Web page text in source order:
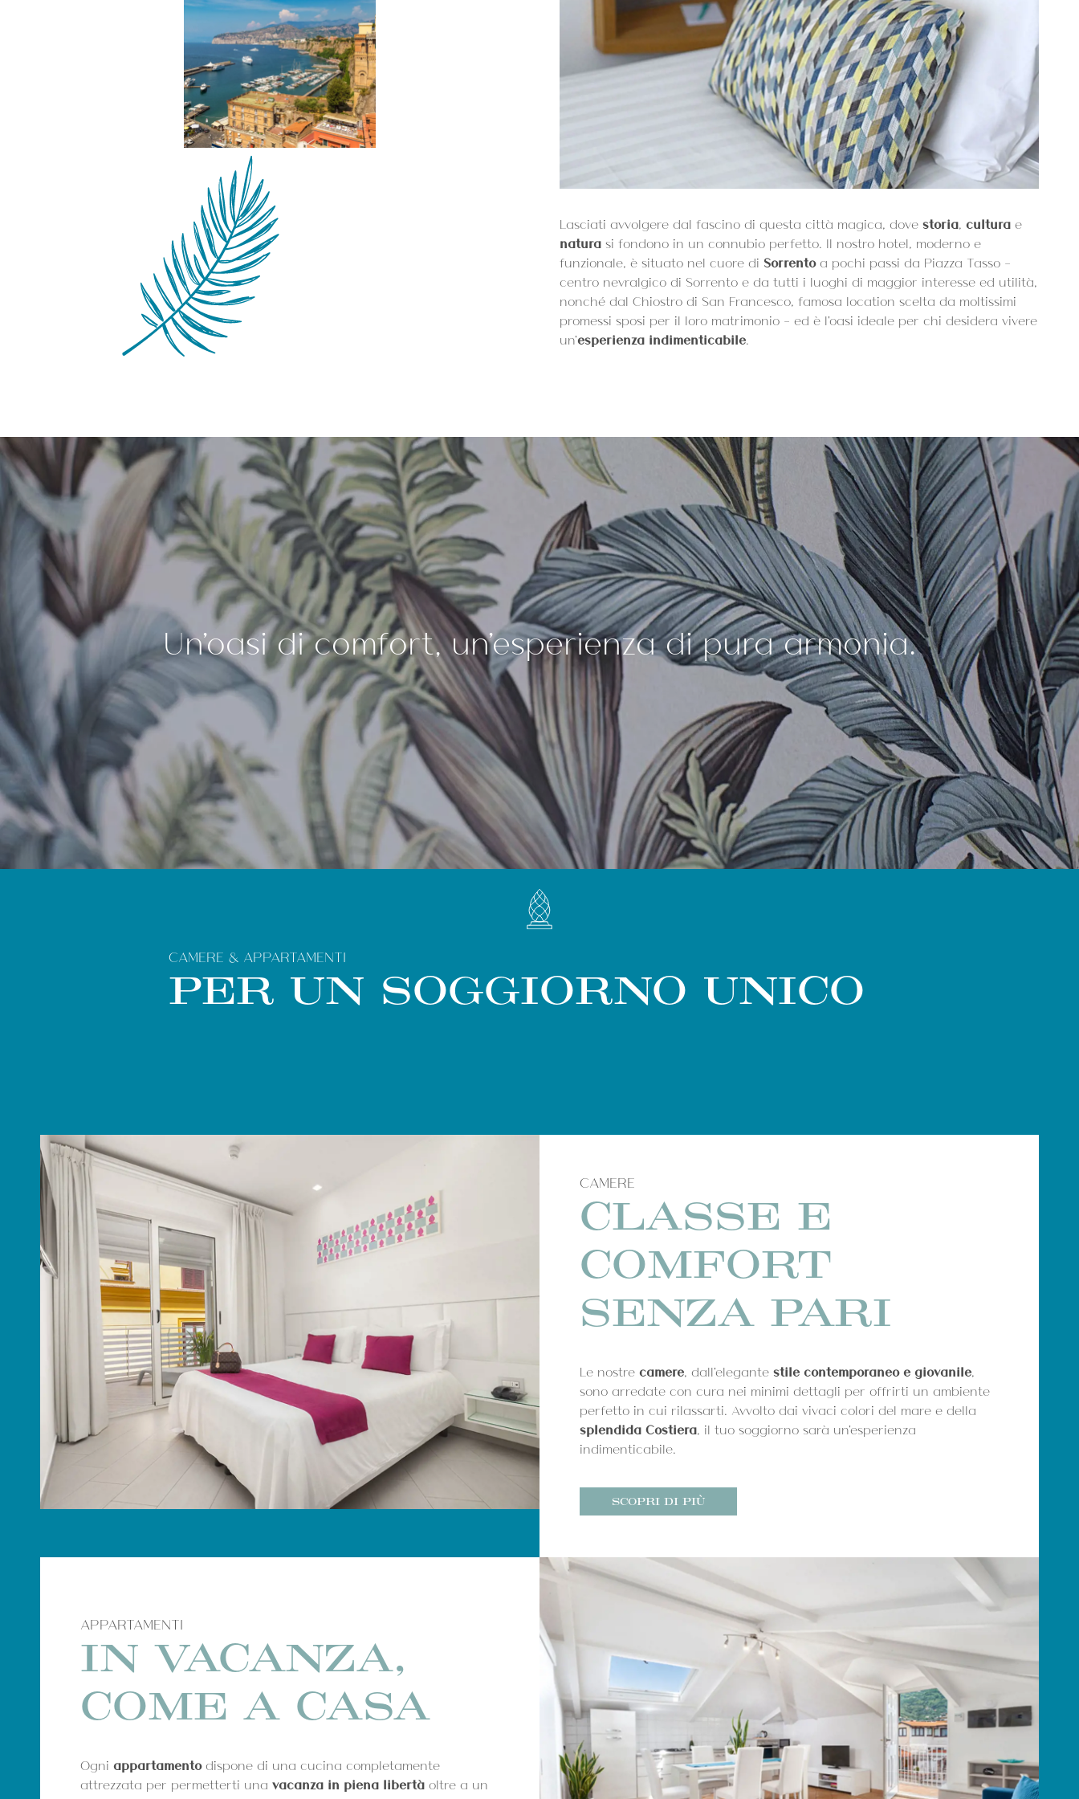
Lasciati avvolgere dal fascino di questa città magica, dove storia, cultura e
natura si fondono in un connubio perfetto. Il nostro hotel, moderno e
funzionale, è situato nel cuore di Sorrentoa pochi passi da Piazza Tasso -
centro nevralgico di Sorrento e da tutti i luoghi di maggior interesse ed utilità,
nonché dal Chiostro di San Francesco, famosa location scelta da moltissimi
promessi sposi per il loro matrimonio - ed è l'oasi ideale per chi desidera vivere
un'esperienza indimenticabile.
Un'oasi di comfort, un'esperienza di pura armonia.
CAMERE & APPARTAMENTI
PER UN SOGGIORNO UNICO
CAMERE
CLASSE E
COMFORT
SENZA PARI
Le nostre camere, dall'elegante stile contemporaneo e giovanile,
sono arredate con cura nei minimi dettagli per offrirti un ambiente
perfetto in cui rilassarti. Avvolto dai vivaci colori del mare e della
splendida Costiera, il tuo soggiorno sarà un'esperienza
indimenticabile.
SCOPRI DI PIÙ
APPARTAMENTI
IN VACANZA,
COME A CASA
Ogni appartamentodispone di una cucina completamente
attrezzata per permetterti una vacanza in piena libertà oltre a un